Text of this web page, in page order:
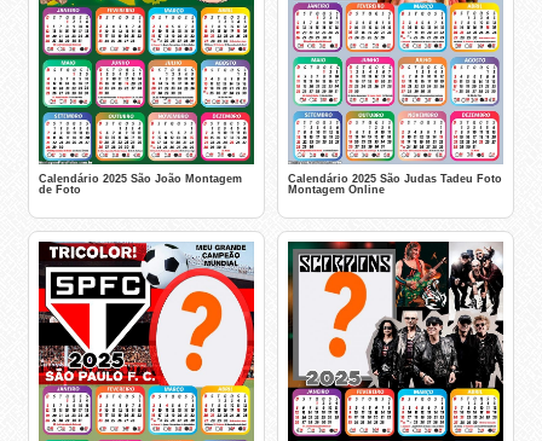
Calendário 2025 São João Montagem
de Foto
Calendário 2025 São Judas Tadeu Foto
Montagem Online